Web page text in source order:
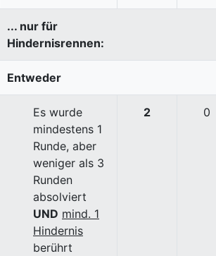
... nur für
Hindernisrennen:
Entweder
Es wurde
mindestens 1
Runde, aber
weniger als 3
Runden
absolviert
UND mind. 1
Hindernis
berührt
2 0